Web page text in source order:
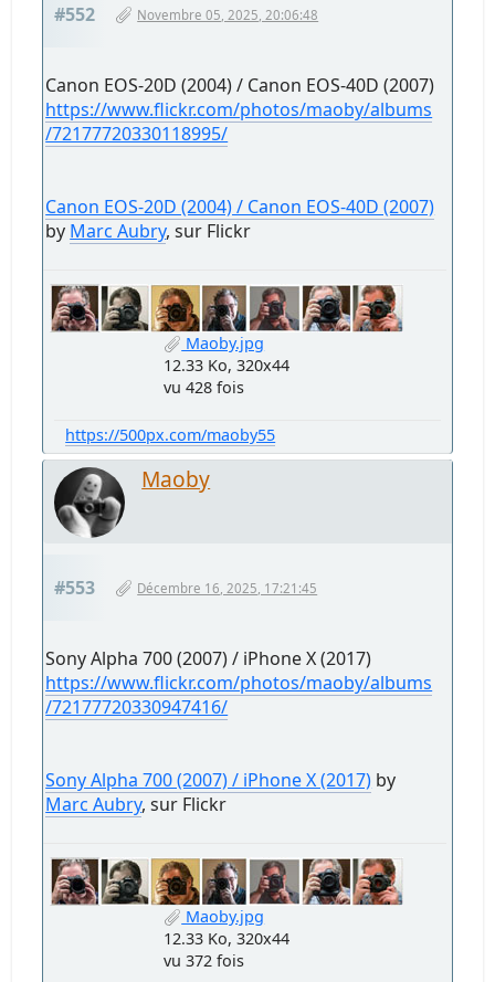
#552 Novembre 05, 2025, 20:06:48
Canon EOS-20D (2004) / Canon EOS-40D (2007)
https://www.flickr.com/photos/maoby/albums
/72177720330118995/
Canon EOS-20D (2004) / Canon EOS-40D (2007)
by Marc Aubry, sur Flickr
Maoby.jpg
12.33 Ko, 320x44
vu 428 fois
https://500px.com/maoby55
Maoby
#553 Décembre 16, 2025, 17:21:45
Sony Alpha 700 (2007) / iPhone X (2017)
https://www.flickr.com/photos/maoby/albums
/72177720330947416/
Sony Alpha 700 (2007) / iPhone X (2017) by
Marc Aubry, sur Flickr
Maoby.jpg
12.33 Ko, 320x44
vu 372 fois